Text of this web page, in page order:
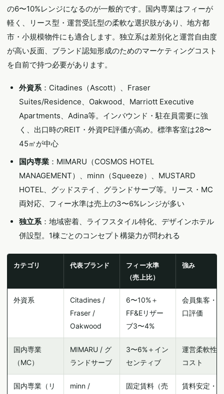
の6〜10%レンジになるのが一般的です。国内専業はフィーが
軽く、リース型・運営受託型の柔軟な選択肢があり、地方都
市・小規模物件にも適合します。独立系は差別化と運営自由度
が高い反面、ブランド認知形成のためのマーケティングコスト
を自前で持つ必要があります。
外資系：Citadines（Ascott）、Fraser
Suites/Residence、Oakwood、Marriott Executive
Apartments、Adina等。インバウンド・駐在員需要に強
く、出口時のREIT・外資PE評価が高め。標準客室は28〜
45㎡が中心
国内専業 ：MIMARU（COSMOS HOTEL
MANAGEMENT）、minn（Squeeze）、MUSTARD
HOTEL、グッドステイ、グランドサーブ等。リース・MC
両対応、フィー水準は売上の3〜6%レンジが多い
独立系：地域密着、ライフスタイル特化、デザインホテル
併設型。1棟ごとのコンセプト構築力が問われる
カテゴリ 代表ブランド
フィー水準
（売上比）
強み
外資系
Citadines /
Fraser /
Oakwood
6〜10%＋
FF&Eリザー
ブ3〜4%
会員集客・出
口評価
国内専業
（MC）
MIMARU / グ
ランドサーブ
3〜6%＋イン
センティブ
運営柔軟性・
コスト
国内専業（リ
minn /
固定賃料（売
賃料安定・運